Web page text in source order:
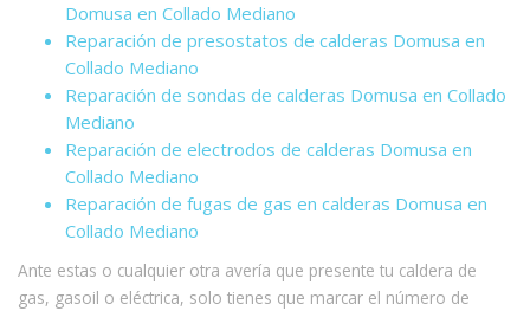
Domusa en Collado Mediano
Reparación de presostatos de calderas Domusa en
Collado Mediano
Reparación de sondas de calderas Domusa en Collado
Mediano
Reparación de electrodos de calderas Domusa en
Collado Mediano
Reparación de fugas de gas en calderas Domusa en
Collado Mediano
Ante estas o cualquier otra avería que presente tu caldera de
gas, gasoil o eléctrica, solo tienes que marcar el número de